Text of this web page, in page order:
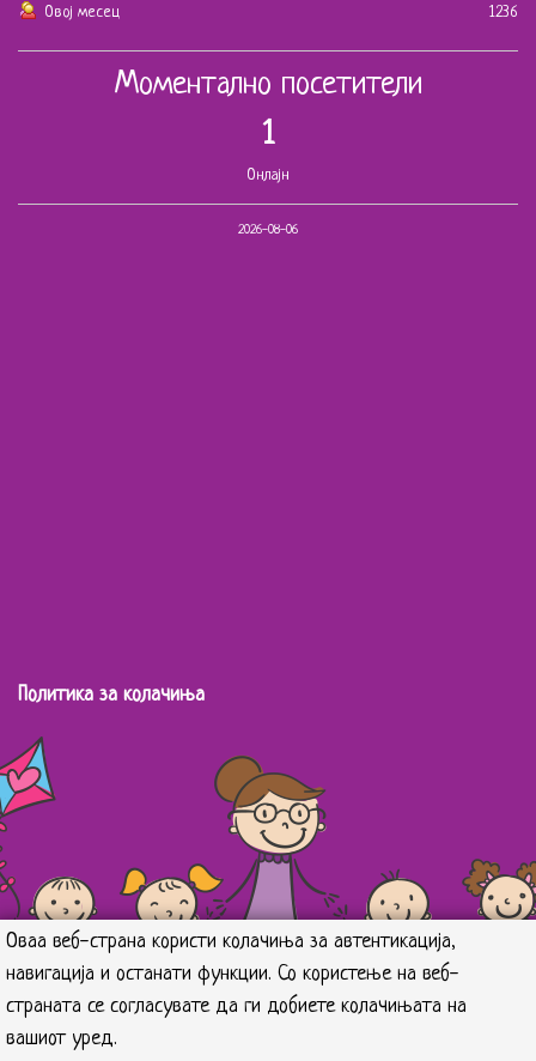
Овој месец
1236
Моментално посетители
1
Онлајн
2026-08-06
Политика за колачиња
Оваа веб-страна користи колачиња за автентикација,
навигација и останати функции. Со користење на веб-
страната се согласувате да ги добиете колачињата на
вашиот уред.